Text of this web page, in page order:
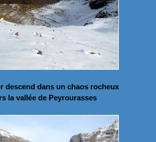
descend dans un chaos rocheux
la vallée de Peyrourasses